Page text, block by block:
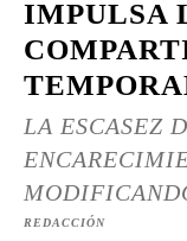
IMPULSA
LA ESCASEZ
REDACCIÓN